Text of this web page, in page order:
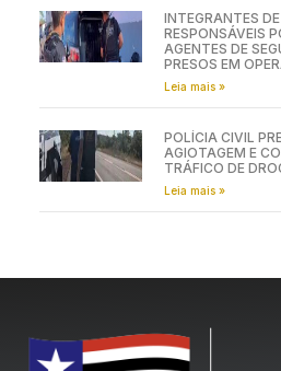
INTEGRANTES
RESPONSÁVEIS
AGENTES DE
PRESOS EM
Leia mais »
POLÍCIA CIVIL
AGIOTAGEM E
TRÁFICO DE
Leia mais »